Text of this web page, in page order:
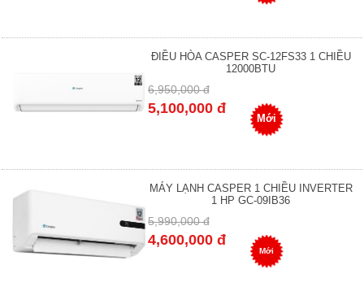
ĐIỀU HÒA CASPER SC-12FS33 1 CHIỀU
12000BTU
6,950,000 đ
5,100,000 đ
Mới
MÁY LẠNH CASPER 1 CHIỀU INVERTER
1 HP GC-09IB36
5,990,000 đ
4,600,000 đ
Mới